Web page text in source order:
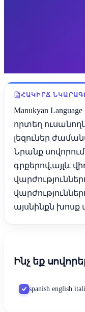
ՀԱԿԻՐՃ
Manukyan
որտեղ
լեզուներ
Նրանք սովորում
գրքերով,այլև
այսնինքն
Ինչ եք
spanish english